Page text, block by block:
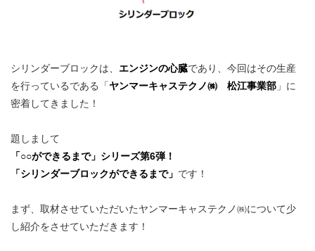
シリンダーブロックは、 エンジンの心臓であり、今回はその生産
を行っているである「ヤンマーキャステクノ㈱ 松江事業部 」に
密着してきました！
題しまして
「○○ができるまで」シリーズ第6弾！
「シリンダーブロックができるまで」 です！
まず、取材させていただいたヤンマーキャステクノ㈱について少
し紹介をさせていただきます！